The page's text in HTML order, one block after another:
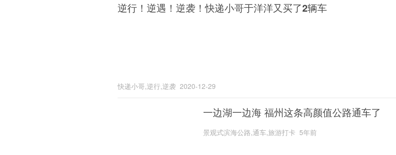
逆行！逆遇！逆袭！快递小哥于洋洋又买了2辆车
快递小哥,逆行,逆袭 2020-12-29
一边湖一边海 福州这条高颜值公路通车了
景观式滨海公路,通车,旅游打卡 5年前